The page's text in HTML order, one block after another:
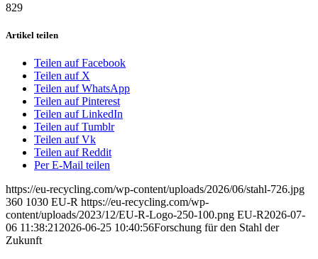
829
Artikel teilen
Teilen auf Facebook
Teilen auf X
Teilen auf WhatsApp
Teilen auf Pinterest
Teilen auf LinkedIn
Teilen auf Tumblr
Teilen auf Vk
Teilen auf Reddit
Per E-Mail teilen
https://eu-recycling.com/wp-content/uploads/2026/06/stahl-726.jpg
360 1030 EU-R https://eu-recycling.com/wp-
content/uploads/2023/12/EU-R-Logo-250-100.png EU-R2026-07-
06 11:38:21 2026-06-25 10:40:56Forschung für den Stahl der
Zukunft